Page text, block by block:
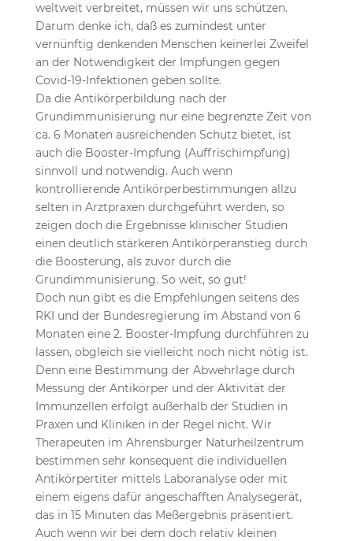
weltweit verbreitet, müssen wir uns schützen.
Darum denke ich, daß es zumindest unter
vernünftig denkenden Menschen keinerlei Zweifel
an der Notwendigkeit der Impfungen gegen
Covid-19-Infektionen geben sollte.
Da die Antikörperbildung nach der
Grundimmunisierung nur eine begrenzte Zeit von
ca. 6 Monaten ausreichenden Schutz bietet, ist
auch die Booster-Impfung (Auffrischimpfung)
sinnvoll und notwendig. Auch wenn
kontrollierende Antikörperbestimmungen allzu
selten in Arztpraxen durchgeführt werden, so
zeigen doch die Ergebnisse klinischer Studien
einen deutlich stärkeren Antikörperanstieg durch
die Boosterung, als zuvor durch die
Grundimmunisierung. So weit, so gut!
Doch nun gibt es die Empfehlungen seitens des
RKI und der Bundesregierung im Abstand von 6
Monaten eine 2. Booster-Impfung durchführen zu
lassen, obgleich sie vielleicht noch nicht nötig ist.
Denn eine Bestimmung der Abwehrlage durch
Messung der Antikörper und der Aktivität der
Immunzellen erfolgt außerhalb der Studien in
Praxen und Kliniken in der Regel nicht. Wir
Therapeuten im Ahrensburger Naturheilzentrum
bestimmen sehr konsequent die individuellen
Antikörpertiter mittels Laboranalyse oder mit
einem eigens dafür angeschafften Analysegerät,
das in 15 Minuten das Meßergebnis präsentiert.
Auch wenn wir bei dem doch relativ kleinen